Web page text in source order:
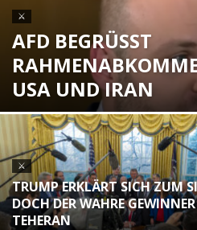
⚔
AFD BEGRÜSST R
SA UND IRAN
⚔
TRUMP ERKLÄRT SICH ZUM
DOCH DER WAHRE
TEHERAN